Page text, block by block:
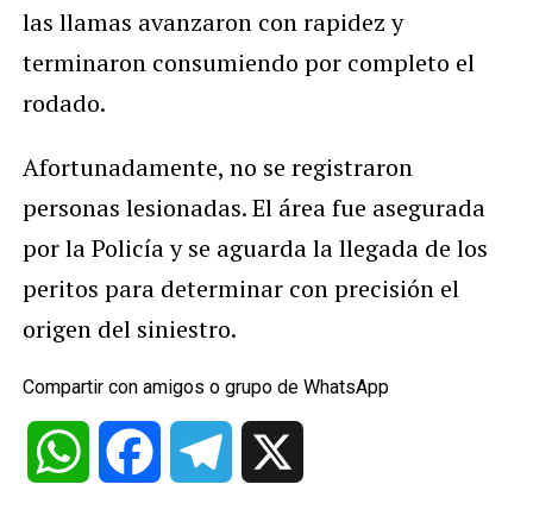
las llamas avanzaron con rapidez y
terminaron consumiendo por completo el
rodado.
Afortunadamente, no se registraron
personas lesionadas. El área fue asegurada
por la Policía y se aguarda la llegada de los
peritos para determinar con precisión el
origen del siniestro.
Compartir con amigos o grupo de WhatsApp
WhatsApp Facebook Telegram